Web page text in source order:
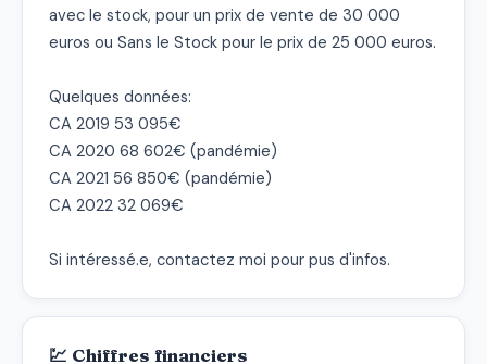
avec le stock, pour un prix de vente de 30 000
euros ou Sans le Stock pour le prix de 25 000 euros.
Quelques données:
CA 2019 53 095€
CA 2020 68 602€ (pandémie)
CA 2021 56 850€ (pandémie)
CA 2022 32 069€
Si intéressé.e, contactez moi pour pus d'infos.
💹 Chiffres financiers